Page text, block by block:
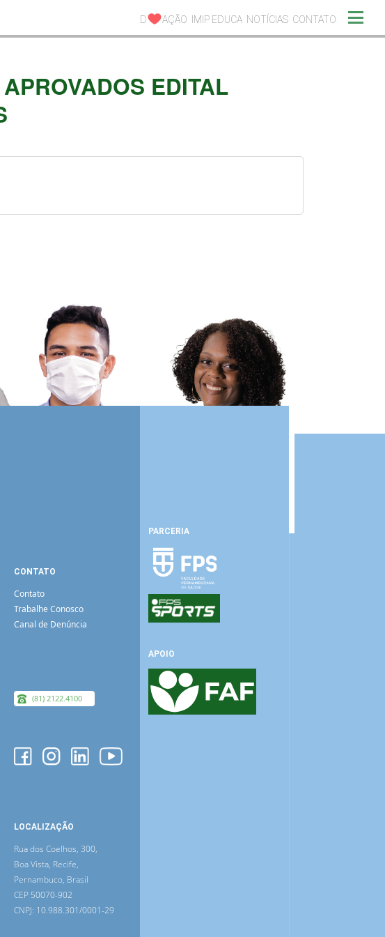
D AÇÃO IMIP EDUCA NOTÍCIAS CONTATO
EDITAL
CONTATO
Contato
Trabalhe Conosco
Canal de Denúncia
(81) 2122.4100
LOCALIZAÇÃO
Rua dos Coelhos, 300,
Boa Vista, Recife,
Pernambuco, Brasil
CEP 50070-902
CNPJ: 10.988.301/0001-29
PARCERIA
APOIO